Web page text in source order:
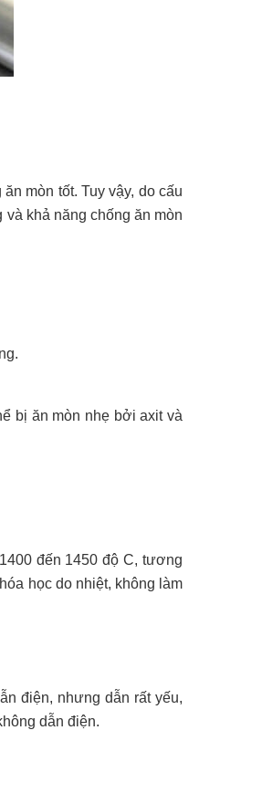
mòn tốt. Tuy vậy, do cấu
khả năng chống ăn mòn
bị ăn mòn nhẹ bởi axit và
đến 1450 độ C, tương
học do nhiệt, không làm
điện, nhưng dẫn rất yếu,
dẫn điện.